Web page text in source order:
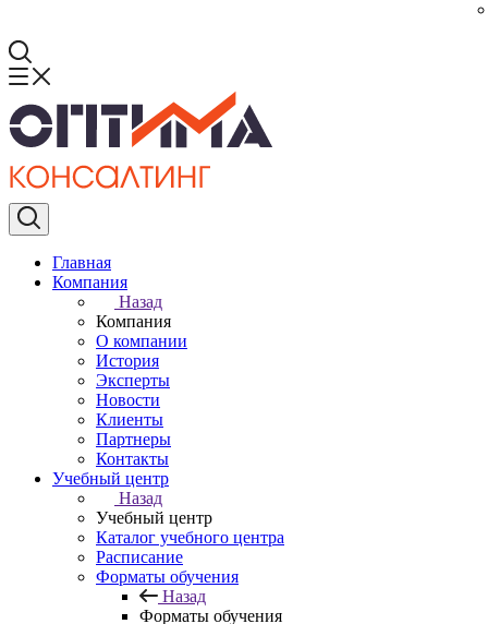
Главная
Компания
Назад
Компания
О компании
История
Эксперты
Новости
Клиенты
Партнеры
Контакты
Учебный центр
Назад
Учебный центр
Каталог учебного центра
Расписание
Форматы обучения
Назад
Форматы обучения